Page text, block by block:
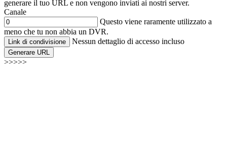
generare il tuo URL e non vengono inviati ai nostri server.
Canale
Questo viene raramente utilizzato a
meno che tu non abbia un DVR.
Link di condivisione Nessun dettaglio di accesso incluso
Generare URL
>>>>>